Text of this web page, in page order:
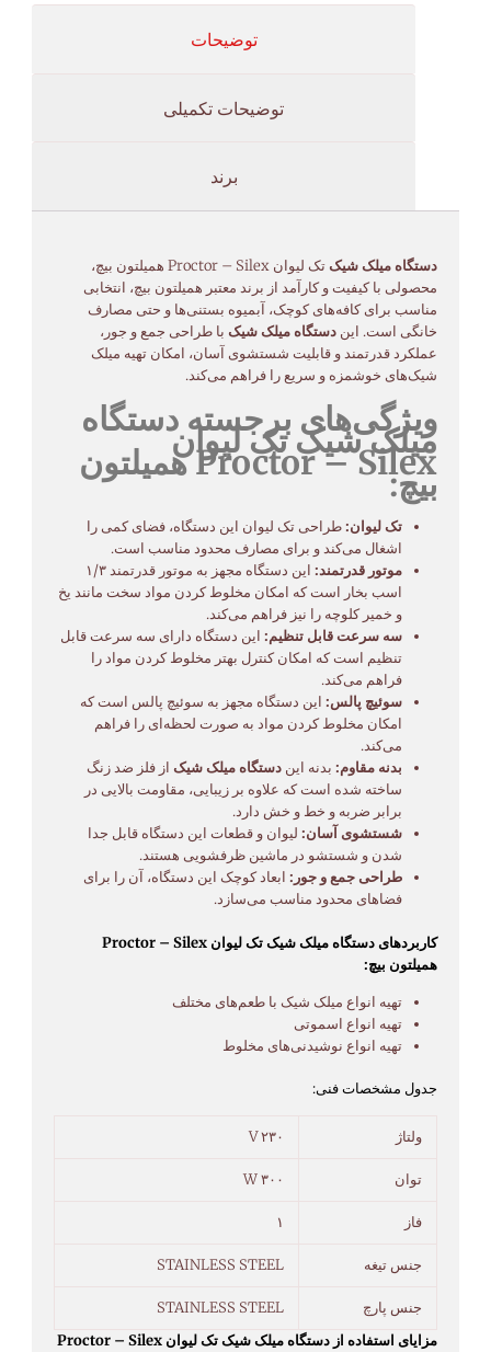
توضیحات
توضیحات تکمیلی
برند
دستگاه میلک شیک
تک لیوان Proctor – Silex همیلتون بیچ،
محصولی با کیفیت و کارآمد از برند معتبر همیلتون بیچ، انتخابی
مناسب برای کافه‌های کوچک، آبمیوه بستنی‌ها و حتی مصارف
خانگی است. این دستگاه میلک شیکبا طراحی جمع و جور،
عملکرد قدرتمند و قابلیت شستشوی آسان، امکان تهیه میلک
شیک‌های خوشمزه و سریع را فراهم می‌کند.
ویژگی‌های برجسته دستگاه
میلک شیک تک لیوان
Proctor – Silex همیلتون
بیچ:
تک لیوان:طراحی تک لیوان این دستگاه، فضای کمی را
اشغال می‌کند و برای مصارف محدود مناسب است.
موتور قدرتمند:
این دستگاه مجهز به موتور قدرتمند ۱/۳
اسب بخار است که امکان مخلوط کردن مواد سخت مانند یخ
و خمیر کلوچه را نیز فراهم می‌کند.
سه سرعت قابل تنظیم: این دستگاه دارای سه سرعت قابل
تنظیم است که امکان کنترل بهتر مخلوط کردن مواد را
فراهم می‌کند.
سوئیچ پالس: این دستگاه مجهز به سوئیچ پالس است که
امکان مخلوط کردن مواد به صورت لحظه‌ای را فراهم
می‌کند.
بدنه مقاوم: بدنه ایندستگاه میلک شیک از فلز ضد زنگ
ساخته شده است که علاوه بر زیبایی، مقاومت بالایی در
برابر ضربه و خط و خش دارد.
شستشوی آسان: لیوان و قطعات این دستگاه قابل جدا
شدن و شستشو در ماشین ظرفشویی هستند.
طراحی جمع و جور: ابعاد کوچک این دستگاه، آن را برای
فضاهای محدود مناسب می‌سازد.
کاربردهای دستگاه میلک شیک تک لیوان Proctor – Silex
همیلتون بیچ:
تهیه انواع میلک شیک با طعم‌های مختلف
تهیه انواع اسموتی
تهیه انواع نوشیدنی‌های مخلوط
جدول مشخصات فنی:
ولتاژ ۲۳۰ V
توان ۳۰۰ W
فاز ۱
جنس تیغه STAINLESS STEEL
جنس پارچ
STAINLESS STEEL
مزایای استفاده از دستگاه میلک شیک تک لیوان Proctor – Silex